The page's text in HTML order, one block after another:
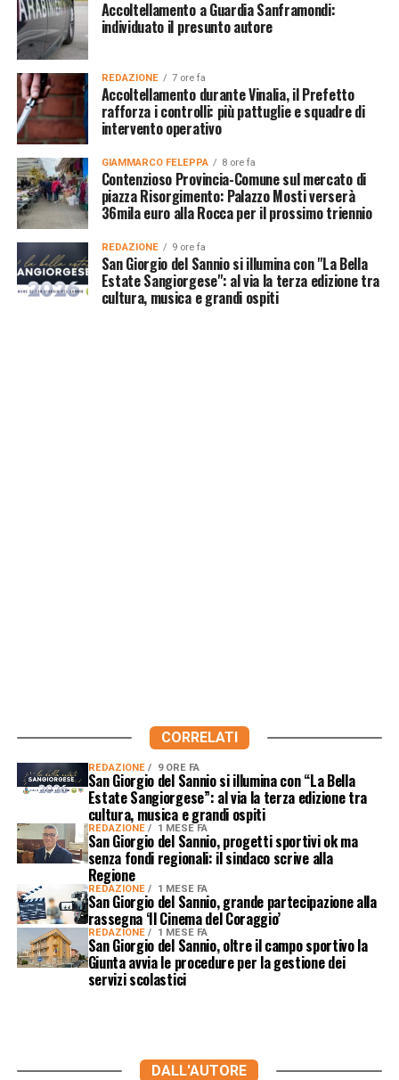
Accoltellamento a Guardia Sanframondi:
individuato il presunto autore
REDAZIONE 7 ore fa
Accoltellamento durante Vinalia, il Prefetto
rafforza i controlli: più pattuglie e squadre di
intervento operativo
GIAMMARCO FELEPPA 8 ore fa
Contenzioso Provincia-Comune sul mercato di
piazza Risorgimento: Palazzo Mosti verserà
36mila euro alla Rocca per il prossimo triennio
REDAZIONE 9 ore fa
San Giorgio del Sannio si illumina con "La Bella
Estate Sangiorgese": al via la terza edizione tra
cultura, musica e grandi ospiti
CORRELATI
REDAZIONE 9 ORE FA
San Giorgio del Sannio si illumina con “La Bella
Estate Sangiorgese”: al via la terza edizione tra
cultura, musica e grandi ospiti
REDAZIONE 1 MESE FA
San Giorgio del Sannio, progetti sportivi ok ma
senza fondi regionali: il sindaco scrive alla
Regione
REDAZIONE 1 MESE FA
San Giorgio del Sannio, grande partecipazione alla
rassegna ‘Il Cinema del Coraggio’
REDAZIONE 1 MESE FA
San Giorgio del Sannio, oltre il campo sportivo la
Giunta avvia le procedure per la gestione dei
servizi scolastici
DALL'AUTORE